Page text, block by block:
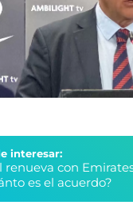
interesar:
renueva con
es el acuerdo?